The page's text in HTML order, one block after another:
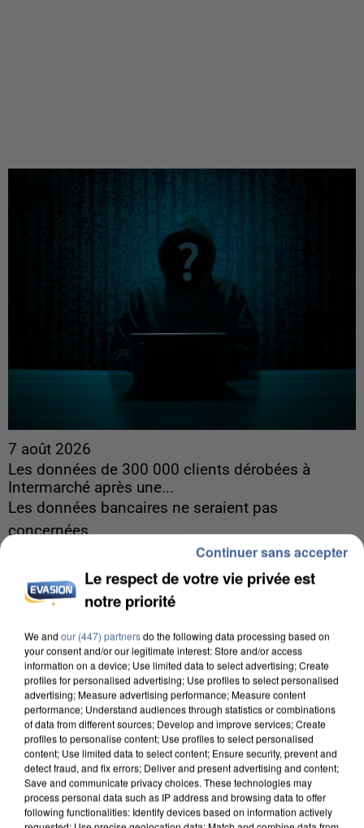
7 août 2026
Les données de 300 000 clients dérobées à
Intermarché après une...
Les données bancaires ne seraient pas
concernées.
Le respect de votre vie privée est
notre priorité
We and our (447) partnersdo the following data processing based on
your consent and/or our legitimate interest: Store and/or access
information on a device; Use limited data to select advertising; Create
profiles for personalised advertising; Use profiles to select personalised
advertising; Measure advertising performance; Measure content
performance; Understand audiences through statistics or combinations
of data from different sources; Develop and improve services; Create
profiles to personalise content; Use profiles to select personalised
content; Use limited data to select content; Ensure security, prevent and
detect fraud, and fix errors; Deliver and present advertising and content;
Save and communicate privacy choices. These technologies may
process personal data such as IP address and browsing data to offer
following functionalities: Identify devices based on information actively
Continuer sans accepter